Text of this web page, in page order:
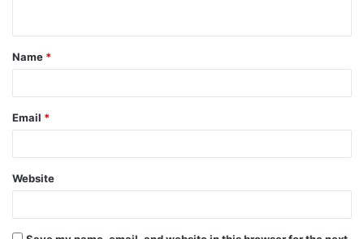
t
*
Name *
Email *
Website